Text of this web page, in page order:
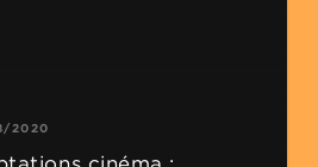
2020